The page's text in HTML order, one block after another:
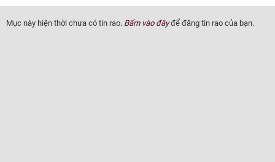
Supper Carry Van Tất cả
GIÁ XE XUẤT XỨ
Mục này hiện thời chưa có tin rao. Bấm vào đâyđể đăng tin rao của bạn.